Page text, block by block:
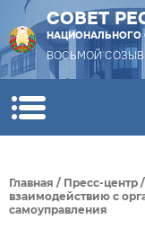
СОВЕТ
НАЦИОНАЛЬНОГО
ВОСЬМОЙ СОЗЫВ
Главная / Пресс-центр /
взаимодействию с
самоуправления